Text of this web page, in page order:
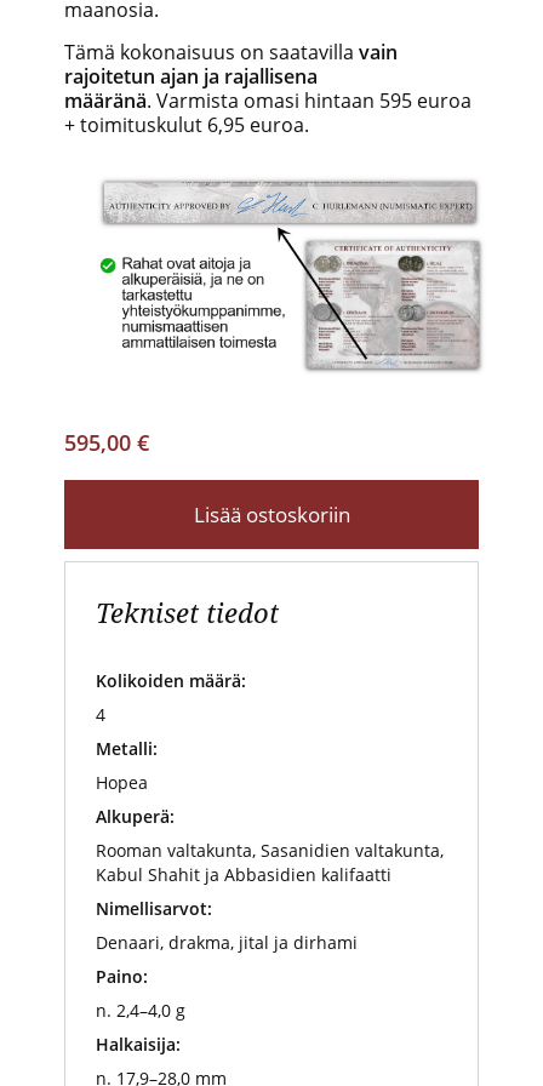
maanosia.
Tämä kokonaisuus on saatavilla vain
rajoitetun ajan ja rajallisena
määränä. Varmista omasi hintaan 595 euroa
+ toimituskulut 6,95 euroa.
595,00 €
Lisää ostoskoriin
Tekniset tiedot
Kolikoiden määrä:
4
Metalli:
Hopea
Alkuperä:
Rooman valtakunta, Sasanidien valtakunta,
Kabul Shahit ja Abbasidien kalifaatti
Nimellisarvot:
Denaari, drakma, jital ja dirhami
Paino:
n. 2,4–4,0 g
Halkaisija:
n. 17,9–28,0 mm